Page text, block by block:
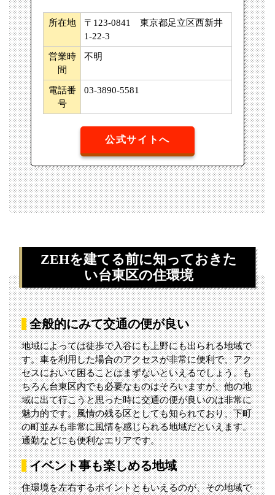
所在地
〒123-0841 東京都足立区西新井
1-22-3
営業時
間
不明
電話番
号
03-3890-5581
公式サイトへ
ZEHを建てる前に知っておきた
い台東区の住環境
全般的にみて交通の便が良い
地域によっては徒歩で入谷にも上野にも出られる地域で
す。車を利用した場合のアクセスが非常に便利で、アク
セスにおいて困ることはまずないといえるでしょう。も
ちろん台東区内でも必要なものはそろいますが、他の地
域に出て行こうと思った時に交通の便が良いのは非常に
魅力的です。風情の残る区としても知られており、下町
の町並みも非常に風情を感じられる地域だといえます。
通勤などにも便利なエリアです。
イベント事も楽しめる地域
住環境を左右するポイントともいえるのが、その地域で